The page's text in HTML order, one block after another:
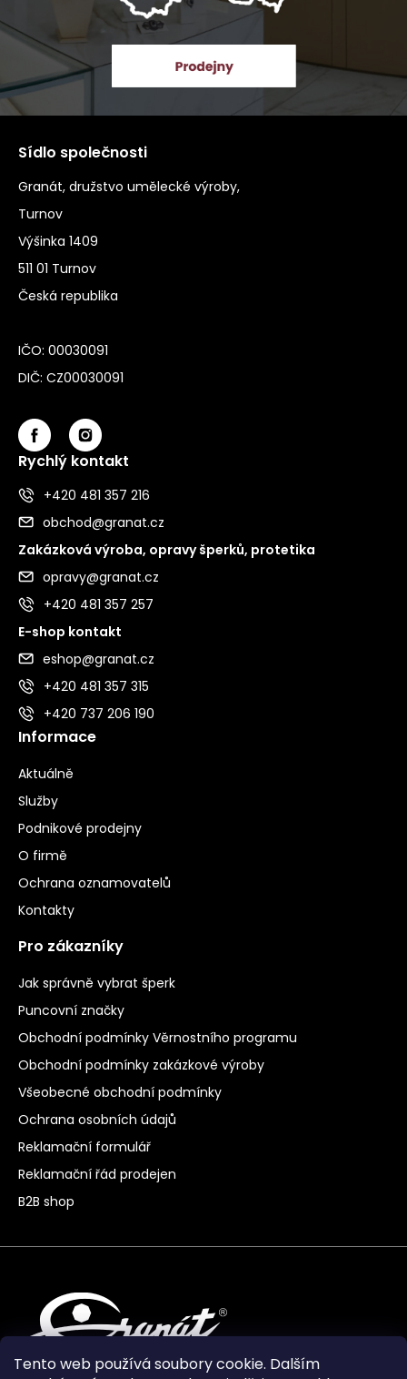
Tento web používá soubory cookie. Dalším
Sídlo společnosti
Granát, družstvo umělecké výroby,
Turnov
Výšinka 1409
511 01 Turnov
Česká republika
IČO: 00030091
DIČ: CZ00030091
Rychlý kontakt
+420 481 357 216
obchod@granat.cz
Zakázková výroba, opravy šperků, protetika
opravy@granat.cz
+420 481 357 257
E-shop kontakt
eshop@granat.cz
+420 481 357 315
+420 737 206 190
Informace
Aktuálně
Služby
Podnikové prodejny
O firmě
Ochrana oznamovatelů
Kontakty
Pro zákazníky
Jak správně vybrat šperk
Puncovní značky
Obchodní podmínky Věrnostního programu
Obchodní podmínky zakázkové výroby
Všeobecné obchodní podmínky
Ochrana osobních údajů
Reklamační formulář
Reklamační řád prodejen
B2B shop